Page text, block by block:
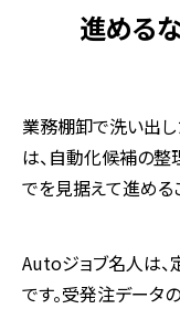
進める
業務棚卸で洗い出
は、自動化候補の整
でを見据えて進める
Autoジョブ名人は
です。受発注データ